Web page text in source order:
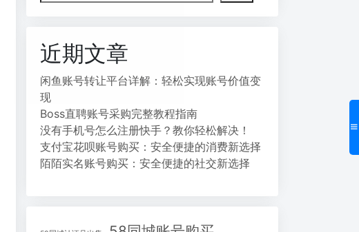
近期文章
闲鱼账号转让平台详解：轻松实现账号价值变
现
Boss直聘账号采购完整教程指南
没有手机号怎么注册快手？教你轻松解决！
支付宝花呗账号购买：安全便捷的消费新选择
陌陌实名账号购买：安全便捷的社交新选择